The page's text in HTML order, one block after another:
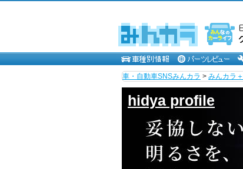
車・自動車SNSみんカラ > みんカラ＋
hidya profile